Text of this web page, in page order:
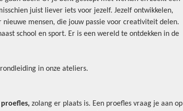
juist liever iets voor jezelf. Jezelf ontwikkelen,
mensen, die jouw passie voor creativiteit delen.
school en sport. Er is een wereld te ontdekken in de
in onze ateliers.
zolang er plaats is. Een proefles vraag je aan op